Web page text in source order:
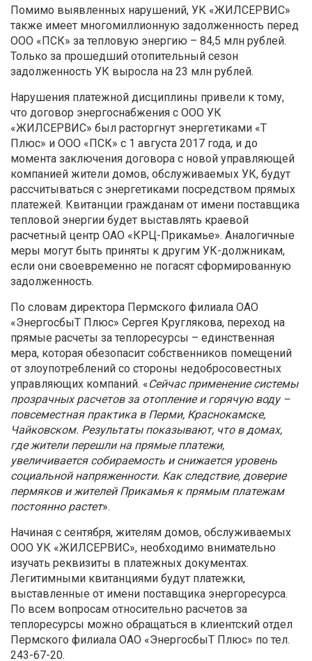
Помимо выявленных нарушений, УК «ЖИЛСЕРВИС»
также имеет многомиллионную задолженность перед
ООО «ПСК» за тепловую энергию – 84,5 млн рублей.
Только за прошедший отопительный сезон
задолженность УК выросла на 23 млн рублей.
Нарушения платежной дисциплины привели к тому,
что договор энергоснабжения с ООО УК
«ЖИЛСЕРВИС» был расторгнут энергетиками «Т
Плюс» и ООО «ПСК» с 1 августа 2017 года, и до
момента заключения договора с новой управляющей
компанией жители домов, обслуживаемых УК, будут
рассчитываться с энергетиками посредством прямых
платежей. Квитанции гражданам от имени поставщика
тепловой энергии будет выставлять краевой
расчетный центр ОАО «КРЦ-Прикамье». Аналогичные
меры могут быть приняты к другим УК-должникам,
если они своевременно не погасят сформированную
задолженность.
По словам директора Пермского филиала ОАО
«ЭнергосбыТ Плюс» Сергея Круглякова, переход на
прямые расчеты за теплоресурсы – единственная
мера, которая обезопасит собственников помещений
от злоупотреблений со стороны недобросовестных
управляющих компаний. «Сейчас применение системы
прозрачных расчетов за отопление и горячую воду –
повсеместная практика в Перми, Краснокамске,
Чайковском. Результаты показывают, что в домах,
где жители перешли на прямые платежи,
увеличивается собираемость и снижается уровень
социальной напряженности. Как следствие, доверие
пермяков и жителей Прикамья к прямым платежам
постоянно растет».
Начиная с сентября, жителям домов, обслуживаемых
ООО УК «ЖИЛСЕРВИС», необходимо внимательно
изучать реквизиты в платежных документах.
Легитимными квитанциями будут платежки,
выставленные от имени поставщика энергоресурса.
По всем вопросам относительно расчетов за
теплоресурсы можно обращаться в клиентский отдел
Пермского филиала ОАО «ЭнергосбыТ Плюс» по тел.
243-67-20.